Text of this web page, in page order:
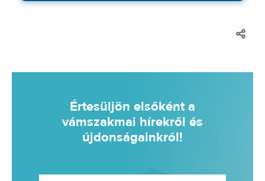
Értesüljön elsőként a
vámszakmai hírekről és
újdonságainkról!